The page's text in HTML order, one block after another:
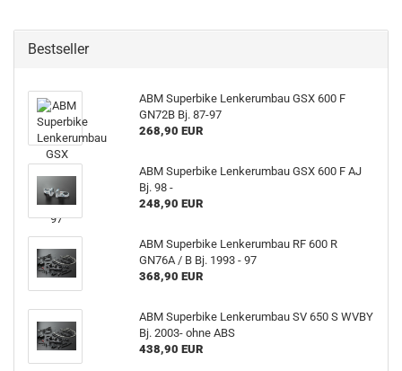
Bestseller
ABM Superbike Lenkerumbau GSX 600 F
GN72B Bj. 87-97
268,90 EUR
ABM Superbike Lenkerumbau GSX 600 F AJ
Bj. 98 -
248,90 EUR
ABM Superbike Lenkerumbau RF 600 R
GN76A / B Bj. 1993 - 97
368,90 EUR
ABM Superbike Lenkerumbau SV 650 S WVBY
Bj. 2003- ohne ABS
438,90 EUR